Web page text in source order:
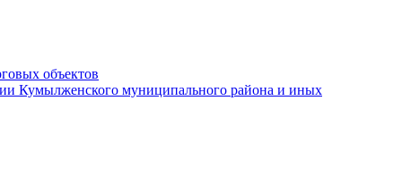
объектов
Кумылженского муниципального района и иных